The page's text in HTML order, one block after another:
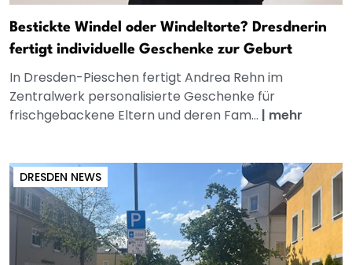
Bestickte Windel oder Windeltorte? Dresdnerin
fertigt individuelle Geschenke zur Geburt
In Dresden-Pieschen fertigt Andrea Rehn im
Zentralwerk personalisierte Geschenke für
frischgebackene Eltern und deren Fam... | mehr
DRESDEN NEWS